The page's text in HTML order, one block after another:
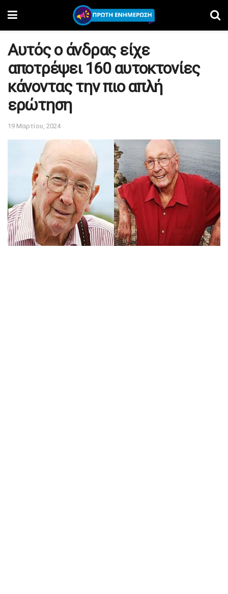
Αυτός ο άνδρας είχε
αποτρέψει 160 αυτοκτονίες
κάνοντας την πιο απλή
ερώτηση
19 Μαρτίου, 2024